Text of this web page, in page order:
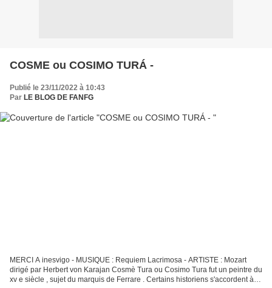
COSME ou COSIMO TURÁ -
Publié le 23/11/2022 à 10:43
Par LE BLOG DE FANFG
MERCI A inesvigo - MUSIQUE : Requiem Lacrimosa - ARTISTE : Mozart
dirigé par Herbert von Karajan Cosmè Tura ou Cosimo Tura fut un peintre du
xv e siècle , sujet du marquis de Ferrare . Certains historiens s'accordent à